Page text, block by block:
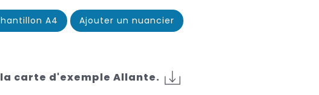
A4 Ajouter un nuancier
carte d'exemple Allante.